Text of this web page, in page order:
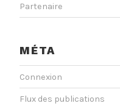
Partenaire
MÉTA
Connexion
Flux des publications